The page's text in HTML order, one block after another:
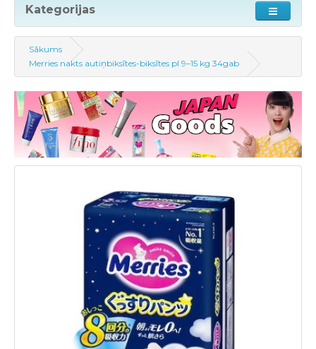
Kategorijas
Sākums
Merries nakts autiņbiksītes-biksītes pl 9–15 kg 34gab